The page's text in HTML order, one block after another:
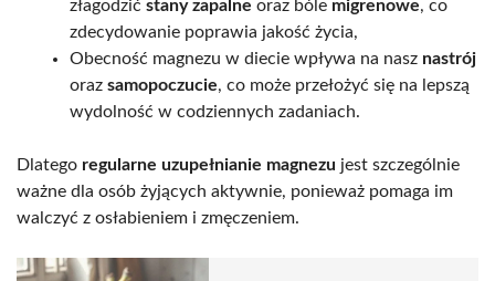
złagodzić stany zapalne oraz bóle migrenowe, co
zdecydowanie poprawia jakość życia,
Obecność magnezu w diecie wpływa na nasz nastrój
oraz samopoczucie, co może przełożyć się na lepszą
wydolność w codziennych zadaniach.
Dlatego regularne uzupełnianie magnezu jest szczególnie
ważne dla osób żyjących aktywnie, ponieważ pomaga im
walczyć z osłabieniem i zmęczeniem.